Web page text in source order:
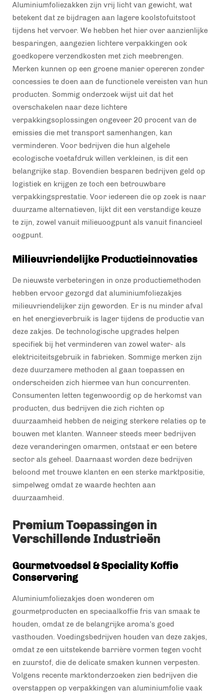
Aluminiumfoliezakken zijn vrij licht van gewicht, wat
betekent dat ze bijdragen aan lagere koolstofuitstoot
tijdens het vervoer. We hebben het hier over aanzienlijke
besparingen, aangezien lichtere verpakkingen ook
goedkopere verzendkosten met zich meebrengen.
Merken kunnen op een groene manier opereren zonder
concessies te doen aan de functionele vereisten van hun
producten. Sommig onderzoek wijst uit dat het
overschakelen naar deze lichtere
verpakkingsoplossingen ongeveer 20 procent van de
emissies die met transport samenhangen, kan
verminderen. Voor bedrijven die hun algehele
ecologische voetafdruk willen verkleinen, is dit een
belangrijke stap. Bovendien besparen bedrijven geld op
logistiek en krijgen ze toch een betrouwbare
verpakkingsprestatie. Voor iedereen die op zoek is naar
duurzame alternatieven, lijkt dit een verstandige keuze
te zijn, zowel vanuit milieuoogpunt als vanuit financieel
oogpunt.
Milieuvriendelijke Productieinnovaties
De nieuwste verbeteringen in onze productiemethoden
hebben ervoor gezorgd dat aluminiumfoliezakjes
milieuvriendelijker zijn geworden. Er is nu minder afval
en het energieverbruik is lager tijdens de productie van
deze zakjes. De technologische upgrades helpen
specifiek bij het verminderen van zowel water- als
elektriciteitsgebruik in fabrieken. Sommige merken zijn
deze duurzamere methoden al gaan toepassen en
onderscheiden zich hiermee van hun concurrenten.
Consumenten letten tegenwoordig op de herkomst van
producten, dus bedrijven die zich richten op
duurzaamheid hebben de neiging sterkere relaties op te
bouwen met klanten. Wanneer steeds meer bedrijven
deze veranderingen omarmen, ontstaat er een betere
sector als geheel. Daarnaast worden deze bedrijven
beloond met trouwe klanten en een sterke marktpositie,
simpelweg omdat ze waarde hechten aan
duurzaamheid.
Premium Toepassingen in
Verschillende Industrieën
Gourmetvoedsel & Speciality Koffie
Conservering
Aluminiumfoliezakjes doen wonderen om
gourmetproducten en speciaalkoffie fris van smaak te
houden, omdat ze de belangrijke aroma's goed
vasthouden. Voedingsbedrijven houden van deze zakjes,
omdat ze een uitstekende barrière vormen tegen vocht
en zuurstof, die de delicate smaken kunnen verpesten.
Volgens recente marktonderzoeken zien bedrijven die
overstappen op verpakkingen van aluminiumfolie vaak